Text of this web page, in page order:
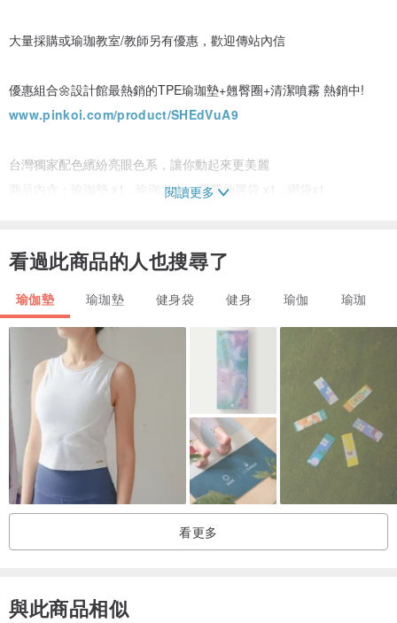
大量採購或瑜珈教室/教師另有優惠，歡迎傳站內信
優惠組合🌼設計館最熱銷的TPE瑜珈墊+翹臀圈+清潔噴霧 熱銷中!
www.pinkoi.com/product/SHEdVuA9
台灣獨家配色繽紛亮眼色系，讓你動起來更美麗
商品內含：瑜珈墊 x1 , 瑜珈二合一背帶伸展袋 x1 , 網袋x1
瑜珈墊規格
尺寸：183 x 61 x 0.6公分 (±2cm)
重量：945公克
材質：TPE
背帶規格
尺寸：0.3公分 x 2.5公分 x 163公分/215公分
重量：215公分:85公克；163公分:65公克
材質：滌綸棉
輕便的重量高規格的質量
方便攜帶，不用再背著莫名其妙的質料到處跑。
閱讀更多
看過此商品的人也搜尋了
瑜伽墊 瑜珈墊 健身袋 健身 瑜伽 瑜珈
看更多
與此商品相似